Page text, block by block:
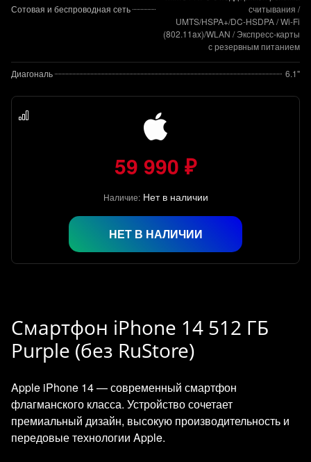
Сотовая и беспроводная сеть
считывания /
UMTS/HSPA+/DC‑HSDPA / Wi-Fi
(802.11​ax)/WLAN / Экспресс‑карты
с резервным питанием
Диагональ 6.1"
59 990 ₽
Наличие: Нет в наличии
НЕТ В НАЛИЧИИ
Смартфон iPhone 14 512 ГБ
Purple (без RuStore)
Apple iPhone 14 — современный смартфон
флагманского класса. Устройство сочетает
премиальный дизайн, высокую производительность и
передовые технологии Apple.